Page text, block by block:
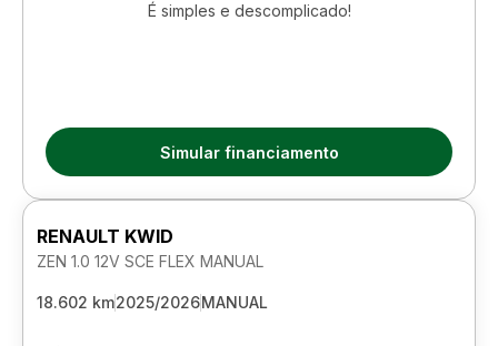
É simples e descomplicado!
Simular financiamento
RENAULT KWID
ZEN 1.0 12V SCE FLEX MANUAL
18.602 km2025/2026MANUAL